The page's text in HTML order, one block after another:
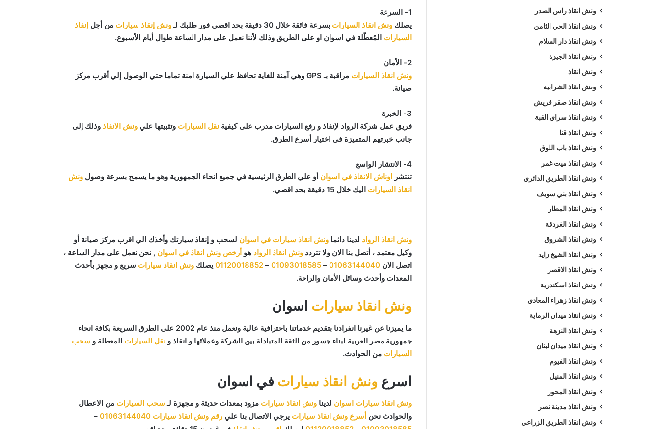
1- السرعة
يصلك ونش انقاذ السيارات بسرعة فائقة خلال 30 دقيقة بحد اقصي فور طلبك لـ ونش إنقاذ سيارات من أجل إنقاذ
السيارات المُعطّلة في اسوان او على الطريق وذلك لأننا نعمل على مدار الساعة طوال أيام الأسبوع.
2- الأمان
ونش انقاذ السيارات
مراقبة بـ GPS وهي آمنة للغاية تحافظ علي السيارة امنة تماما حتي الوصول إلي أقرب مركز
صيانة.
3- الخبرة
فريق عمل شركة الرواد لإنقاذ و رفع السيارات مدرب على كيفية نقل السيارات وتثبيتها علي ونش الانقاذ وذلك إلى
جانب خبرتهم المتميزة في اختيار أسرع الطرق.
4- الانتشار الواسع
تنتشر
اوناش الانقاذ في اسوان أو علي الطرق الرئيسية في جميع انحاء الجمهورية وهو ما يسمح بسرعة وصول ونش
انقاذ السيارات اليك خلال 15 دقيقة بحد اقصي.
ونش انقاذ الرواد لدينا دائما ونش انقاذ سيارات في اسوان لسحب و إنقاذ سيارتك وأخذك الي اقرب مركز صيانة أو
وكيل معتمد ، أتصل بنا الان ولا تتردد ونش انقاذ الرواد هو أرخص ونش انقاذ في اسوان , نحن نعمل على مدار الساعة ،
اتصل الان 01063144040
–
01093018585
–
01120018852 يصلك ونش انقاذ سيارات سريع و مجهز بأحدث
المعدات وأحدث وسائل الأمان والراحة.
ونش انقاذ سيارات اسوان
ما يميزنا عن غيرنا انفرادنا بتقديم خدماتنا باحترافية عالية ونعمل منذ عام 2002 على الطرق السريعة بكافة انحاء
جمهورية مصر العربية لبناء جسور من الثقة المتبادلة بين الشركة وعملائها و انقاذ و نقل السيارات المعطلة و سحب
السيارات من الحوادث.
اسرع ونش انقاذ سيارات في اسوان
ونش انقاذ سيارات اسوان لدينا ونش انقاذ سيارات مزود بمعدات حديثة و مجهزة لـ سحب السيارات من الاعطال
والحوادث نحن أسرع ونش انقاذ سيارات يرجي الاتصال بنا علي رقم ونش انقاذ سيارات 01063144040
–
ونش انقاذ راس الصدر
ونش انقاذ الحي الثامن
ونش انقاذ دار السلام
ونش انقاذ الجيزة
ونش انقاذ
ونش انقاذ الشرابية
ونش انقاذ صقر قريش
ونش انقاذ سراي القبة
ونش انقاذ قنا
ونش انقاذ باب اللوق
ونش انقاذ ميت غمر
ونش انقاذ الطريق الدائري
ونش انقاذ بني سويف
ونش انقاذ المطار
ونش انقاذ الغردقة
ونش انقاذ الشروق
ونش انقاذ الشيخ زايد
ونش انقاذ الاقصر
ونش انقاذ اسكندرية
ونش انقاذ زهراء المعادي
ونش انقاذ ميدان الرماية
ونش انقاذ النزهة
ونش انقاذ ميدان لبنان
ونش انقاذ الفيوم
ونش انقاذ المنيل
ونش انقاذ المحور
ونش انقاذ مدينة نصر
ونش انقاذ الطريق الزراعي